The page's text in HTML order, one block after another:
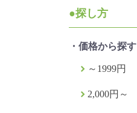
●探し方
・価格から探す
～1999円
2,000円～